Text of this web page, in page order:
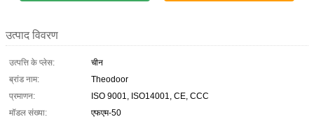
उत्पाद विवरण
उत्पत्ति के प्लेस:
चीन
ब्रांड नाम:
Theodoor
प्रमाणन:
ISO 9001, ISO14001, CE, CCC
मॉडल संख्या:
एफएम-50